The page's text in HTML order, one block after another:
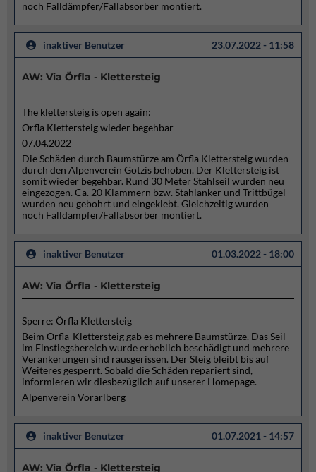
noch Falldämpfer/Fallabsorber montiert.
inaktiver Benutzer 23.07.2022 - 11:58
AW: Via Örfla - Klettersteig
The klettersteig is open again:
Örfla Klettersteig wieder begehbar
07.04.2022
Die Schäden durch Baumstürze am Örfla Klettersteig wurden
durch den Alpenverein Götzis behoben. Der Klettersteig ist
somit wieder begehbar. Rund 30 Meter Stahlseil wurden neu
eingezogen. Ca. 20 Klammern bzw. Stahlanker und Trittbügel
wurden neu gebohrt und eingeklebt. Gleichzeitig wurden
noch Falldämpfer/Fallabsorber montiert.
inaktiver Benutzer 01.03.2022 - 18:00
AW: Via Örfla - Klettersteig
Sperre: Örfla Klettersteig
Beim Örfla-Klettersteig gab es mehrere Baumstürze. Das Seil
im Einstiegsbereich wurde erheblich beschädigt und mehrere
Verankerungen sind rausgerissen. Der Steig bleibt bis auf
Weiteres gesperrt. Sobald die Schäden repariert sind,
informieren wir diesbezüglich auf unserer Homepage.
Alpenverein Vorarlberg
inaktiver Benutzer 01.07.2021 - 14:57
AW: Via Örfla - Klettersteig